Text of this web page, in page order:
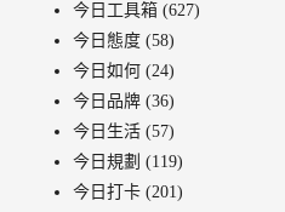
今日工具箱 (627)
今日態度 (58)
今日如何 (24)
今日品牌 (36)
今日生活 (57)
今日規劃 (119)
今日打卡 (201)